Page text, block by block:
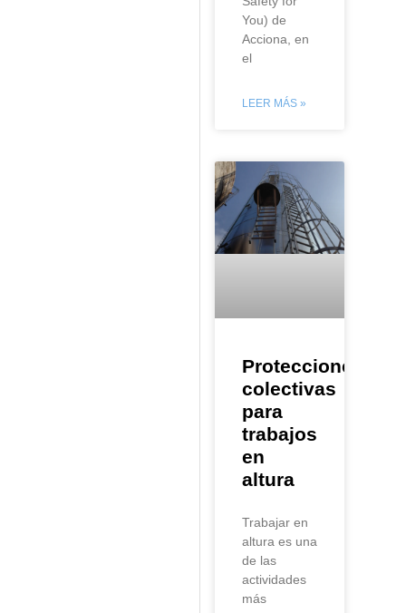
You) de
Acciona, en
el
LEER MÁS »
Protecciones
colectivas
para
trabajos
en
altura
Trabajar en
altura es una
de las
actividades
más